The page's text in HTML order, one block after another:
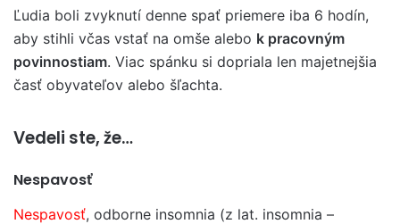
Ľudia boli zvyknutí denne spať priemere iba 6 hodín,
aby stihli včas vstať na omše alebo k pracovným
povinnostiam. Viac spánku si dopriala len majetnejšia
časť obyvateľov alebo šľachta.
Vedeli ste, že…
Nespavosť
Nespavosť, odborne insomnia (z lat. insomnia –